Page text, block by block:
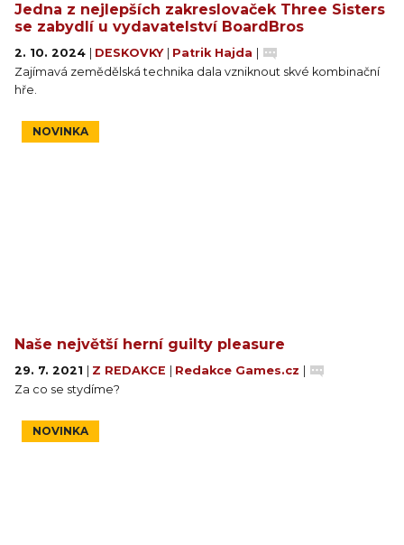
Jedna z nejlepších zakreslovaček Three Sisters
se zabydlí u vydavatelství BoardBros
2. 10. 2024 DESKOVKY Patrik Hajda
Zajímavá zemědělská technika dala vzniknout skvé kombinační
hře.
NOVINKA
Naše největší herní guilty pleasure
29. 7. 2021 Z REDAKCE Redakce Games.cz
Za co se stydíme?
NOVINKA